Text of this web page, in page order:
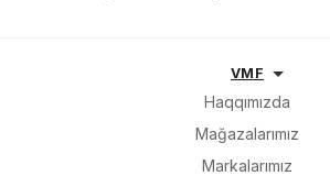
VMF
Haqqımızda
Mağazalarımız
Markalarımız